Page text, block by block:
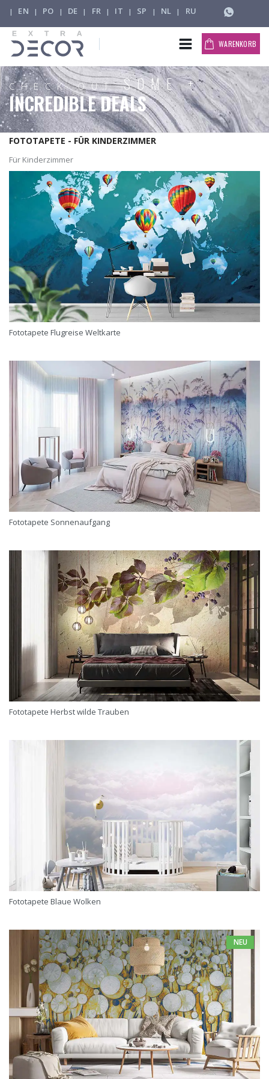
| EN | PO | DE | FR | IT | SP | NL | RU
WARENKORB
CHECK OUTSOME +
INCREDIBLE DEALS
FOTOTAPETE - FÜR KINDERZIMMER
Für Kinderzimmer
Fototapete Flugreise Weltkarte
Fototapete Sonnenaufgang
Fototapete Herbst wilde Trauben
Fototapete Blaue Wolken
NEU